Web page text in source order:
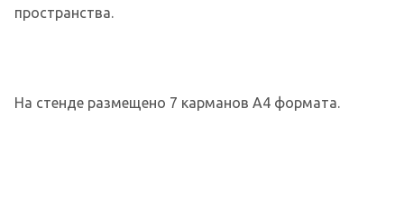
пространства.
На стенде размещено 7 карманов А4 формата.